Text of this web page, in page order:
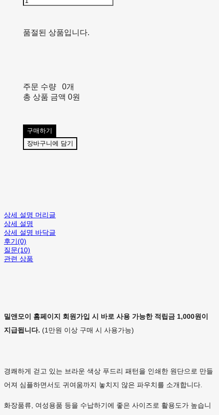
품절된 상품입니다.
주문 수량
0개
총 상품 금액 0원
구매하기
장바구니에 담기
상세 설명 머리글
상세 설명
상세 설명 바닥글
후기(0)
질문(10)
관련 상품
밀앤모이 홈페이지 회원가입 시 바로 사용 가능한 적립금 1,000원이
지급됩니다. (1만원 이상 구매 시 사용가능)
경쾌하게 걷고 있는 브라운 색상 푸드리 패턴을 인쇄한 원단으로 만들
어져 심플하면서도 귀여움까지 놓치지 않은 파우치를 소개합니다.
화장품류, 여성용품 등을 수납하기에 좋은 사이즈로 활용도가 높습니